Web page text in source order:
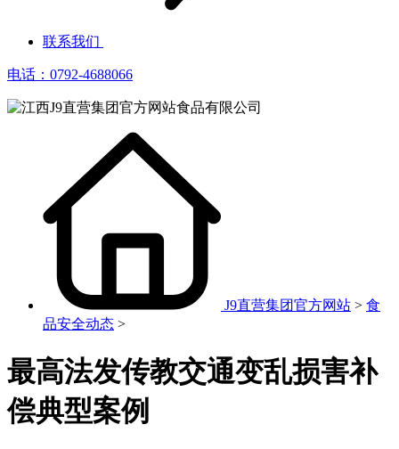
联系我们
电话：0792-4688066
J9直营集团官方网站 > 食
品安全动态 >
最高法发传教交通变乱损害补
偿典型案例